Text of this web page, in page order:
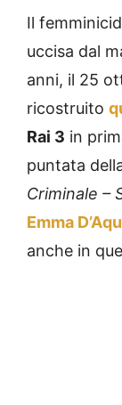
Il
uccisa dal
anni, il 25
ricostruito
Rai 3 in
puntata
Criminale –
Emma
anche in